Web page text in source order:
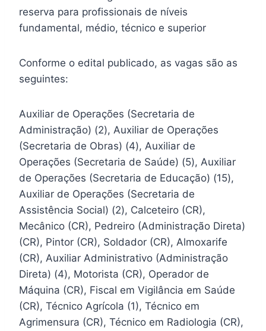
reserva para profissionais de níveis
fundamental, médio, técnico e superior
Conforme o edital publicado, as vagas são as
seguintes:
Auxiliar de Operações (Secretaria de
Administração) (2), Auxiliar de Operações
(Secretaria de Obras) (4), Auxiliar de
Operações (Secretaria de Saúde) (5), Auxiliar
de Operações (Secretaria de Educação) (15),
Auxiliar de Operações (Secretaria de
Assistência Social) (2), Calceteiro (CR),
Mecânico (CR), Pedreiro (Administração Direta)
(CR), Pintor (CR), Soldador (CR), Almoxarife
(CR), Auxiliar Administrativo (Administração
Direta) (4), Motorista (CR), Operador de
Máquina (CR), Fiscal em Vigilância em Saúde
(CR), Técnico Agrícola (1), Técnico em
Agrimensura (CR), Técnico em Radiologia (CR),